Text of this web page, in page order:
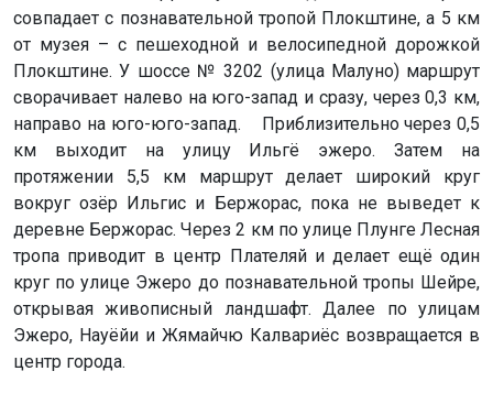
совпадает с познавательной тропой Плокштине, а 5 км
от музея – с пешеходной и велосипедной дорожкой
Плокштине. У шоссе № 3202 (улица Малуно) маршрут
сворачивает налево на юго-запад и сразу, через 0,3 км,
направо на юго-юго-запад. Приблизительно через 0,5
км выходит на улицу Ильгё эжеро. Затем на
протяжении 5,5 км маршрут делает широкий круг
вокруг озёр Ильгис и Бержорас, пока не выведет к
деревне Бержорас. Через 2 км по улице Плунге Лесная
тропа приводит в центр Плателяй и делает ещё один
круг по улице Эжеро до познавательной тропы Шейре,
открывая живописный ландшафт. Далее по улицам
Эжеро, Науёйи и Жямайчю Калвариёс возвращается в
центр города.